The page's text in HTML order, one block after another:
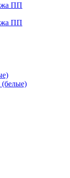
ПП
ПП
(белые)